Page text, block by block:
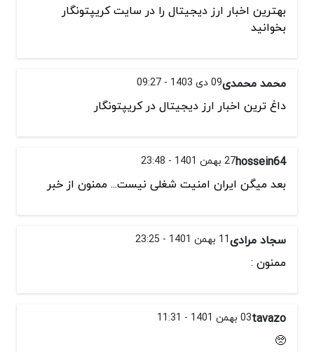
بهترین اخبار ارز دیجیتال را در سایت کریپتونگار
بخوانید
محمد محمدی09 دی 1403 - 09:27
داغ ترین اخبار ارز دیجیتال در کریپتونگار
hossein6427 بهمن 1401 - 23:48
بعد میگن ایران امنیت شغلی نیست... ممنون از خبر
سجاد مرادی11 بهمن 1401 - 23:25
ممنون :
tavazo03 بهمن 1401 - 11:31
🥺